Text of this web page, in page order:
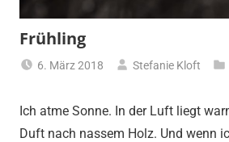
Frühling
6. März 2018 Stefanie Kloft
Ich atme Sonne. In der Luft liegt
Duft nach nassem Holz. Und wenn